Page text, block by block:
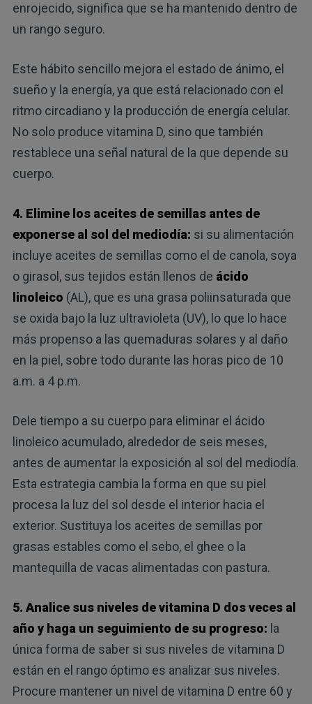
enrojecido, significa que se ha mantenido dentro de
un rango seguro.
Este hábito sencillo mejora el estado de ánimo, el
sueño y la energía, ya que está relacionado con el
ritmo circadiano y la producción de energía celular.
No solo produce vitamina D, sino que también
restablece una señal natural de la que depende su
cuerpo.
4. Elimine los aceites de semillas antes de
exponerse al sol del mediodía: si su alimentación
incluye aceites de semillas como el de canola, soya
o girasol, sus tejidos están llenos de ácido
linoleico (AL), que es una grasa poliinsaturada que
se oxida bajo la luz ultravioleta (UV), lo que lo hace
más propenso a las quemaduras solares y al daño
en la piel, sobre todo durante las horas pico de 10
a.m. a 4 p.m.
Dele tiempo a su cuerpo para eliminar el ácido
linoleico acumulado, alrededor de seis meses,
antes de aumentar la exposición al sol del mediodía.
Esta estrategia cambia la forma en que su piel
procesa la luz del sol desde el interior hacia el
exterior. Sustituya los aceites de semillas por
grasas estables como el sebo, el ghee o la
mantequilla de vacas alimentadas con pastura.
5. Analice sus niveles de vitamina D dos veces al
año y haga un seguimiento de su progreso: la
única forma de saber si sus niveles de vitamina D
están en el rango óptimo es analizar sus niveles.
Procure mantener un nivel de vitamina D entre 60 y